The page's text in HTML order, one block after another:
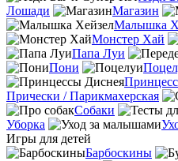
Лошади
Магазин
Малышка
Монстер Хай
Папа Луи
Пони
Прически / Парикмахерская
Собаки
Уборка
Игры для детей
Барбоскины